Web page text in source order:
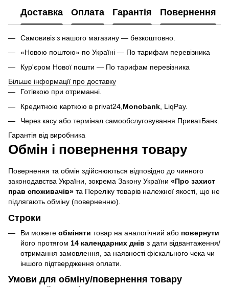
Доставка Оплата Гарантія Повернення
Самовивіз з нашого магазину — безкоштовно.
«Новою поштою» по Україні — По тарифам перевізника
Кур'єром Нової пошти — По тарифам перевізника
Більше інформації про доставку
Готівкою при отриманні.
Кредитною карткою в privat24, Monobank LiqPay.
Через касу або термінал самообслуговування ПриватБанк.
Гарантія від виробника
Обмін і повернення товару
Повернення та обмін здійснюються відповідно до чинного
законодавства України, зокрема Закону України «Про захист
прав споживачів» та Переліку товарів належної якості, що не
підлягають обміну (поверненню).
Строки
Ви можете обміняти товар на аналогічний або повернути
його протягом 14 календарних днів з дати відвантаження/
отримання замовлення, за наявності фіскального чека чи
іншого підтвердження оплати.
Умови для обміну/повернення товару